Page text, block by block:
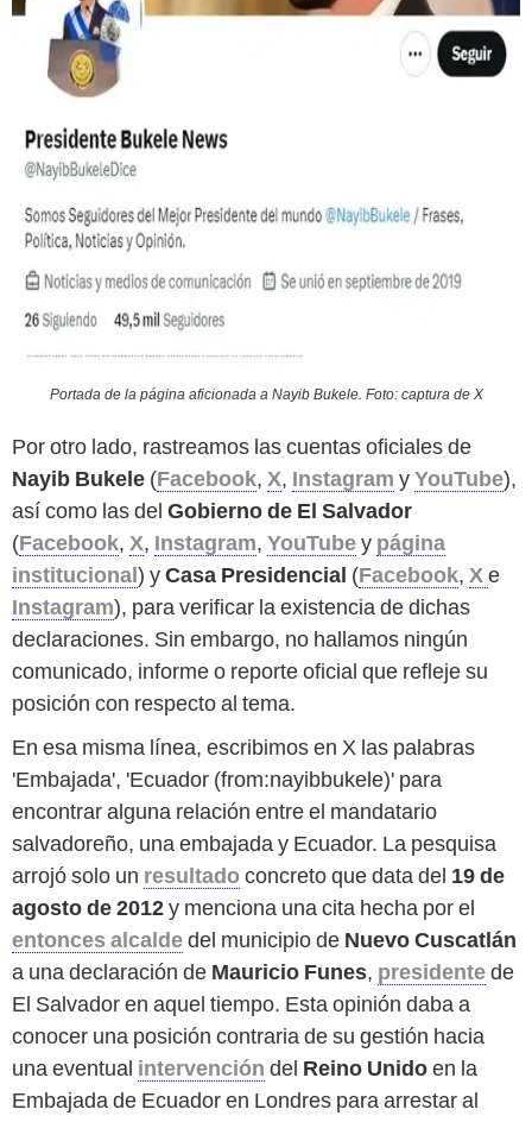
Portada de la página aficionada a Nayib Bukele. Foto: captura de X
Por otro lado, rastreamos las cuentas oficiales de
Nayib Bukele (Facebook, X, Instagram yYouTube),
así como las del Gobierno de El Salvador
(Facebook, X, Instagram, YouTubey página
institucional) yCasa Presidencial (Facebook, Xe
Instagram), para verificar la existencia de dichas
declaraciones. Sin embargo, no hallamos ningún
comunicado, informe o reporte oficial que refleje su
posición con respecto al tema.
En esa misma línea, escribimos en X las palabras
'Embajada', 'Ecuador (from:nayibbukele)' para
encontrar alguna relación entre el mandatario
salvadoreño, una embajada y Ecuador. La pesquisa
arrojó solo un resultadoconcreto que data del 19 de
agosto de 2012y menciona una cita hecha por el
entonces alcaldedel municipio de Nuevo Cuscatlán
a una declaración de Mauricio Funes, presidentede
El Salvador en aquel tiempo. Esta opinión daba a
conocer una posición contraria de su gestión hacia
una eventual intervención del Reino Unidoen la
Embajada de Ecuador en Londres para arrestar al